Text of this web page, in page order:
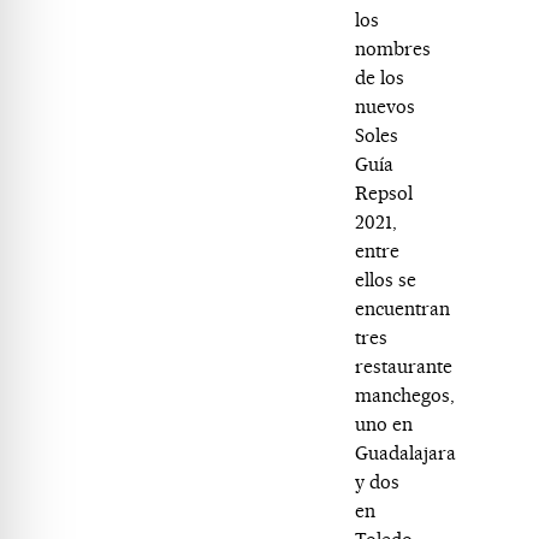
los
nombres
de los
nuevos
Soles
Guía
Repsol
2021,
entre
ellos se
encuentran
tres
restaurante
manchegos,
uno en
Guadalajara
y dos
en